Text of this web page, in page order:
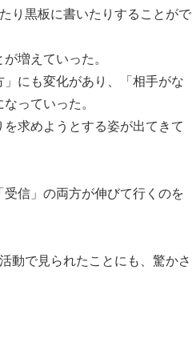
り黒板に書いたりすることがで
増えていった。
にも変化があり、「相手がな
っていった。
求めようとする姿が出てきて
信」の両方が伸びて行くのを
動で見られたことにも、驚かさ